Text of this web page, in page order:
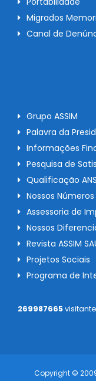
Migrados
Canal de
Grupo ASSIM
Palavra da
Informações
Pesquisa de
Qualificação ANS
Nossos Números
Assessoria de
Nossos
Revista ASSIM
Projetos Sociais
Programa de
269987665
Copyright ©